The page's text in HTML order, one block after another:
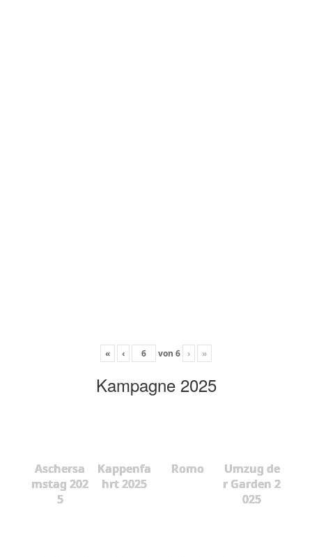
« ‹ von 6 › »
Kampagne 2025
Aschersa
mstag 202
5
Kappenfa
hrt 2025
Romo
Umzug de
r Garden 2
025